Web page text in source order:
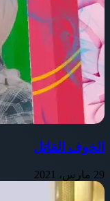
الخوف القاتل
29 مارس، 2021